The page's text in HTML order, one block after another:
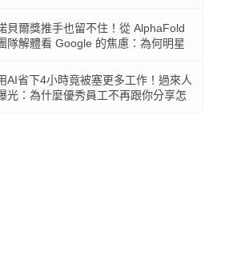
貝爾獎推手也留不住！從 AlphaFold
隊解體看 Google 的焦慮：為何明星
AI省下4小時竟被塞更多工作！過來人
光：為什麼優秀員工不再跟你分享怎